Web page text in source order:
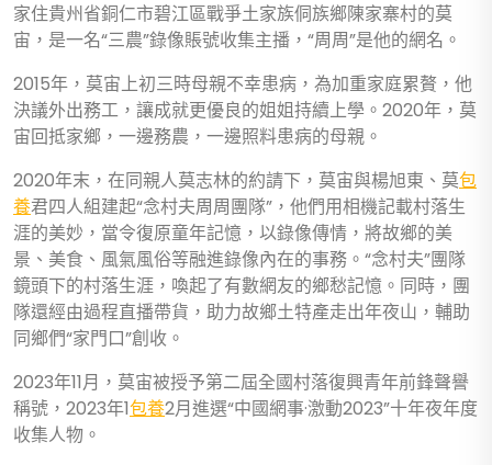
家住貴州省銅仁市碧江區戰爭土家族侗族鄉陳家寨村的莫
宙，是一名“三農”錄像賬號收集主播，“周周”是他的網名。
2015年，莫宙上初三時母親不幸患病，為加重家庭累贅，他
決議外出務工，讓成就更優良的姐姐持續上學。2020年，莫
宙回抵家鄉，一邊務農，一邊照料患病的母親。
2020年末，在同親人莫志林的約請下，莫宙與楊旭東、莫包
養君四人組建起“念村夫周周團隊”，他們用相機記載村落生
涯的美妙，當令復原童年記憶，以錄像傳情，將故鄉的美
景、美食、風氣風俗等融進錄像內在的事務。“念村夫”團隊
鏡頭下的村落生涯，喚起了有數網友的鄉愁記憶。同時，團
隊還經由過程直播帶貨，助力故鄉土特產走出年夜山，輔助
同鄉們“家門口”創收。
2023年11月，莫宙被授予第二屆全國村落復興青年前鋒聲譽
稱號，2023年1包養2月進選“中國網事·激動2023”十年夜年度
收集人物。